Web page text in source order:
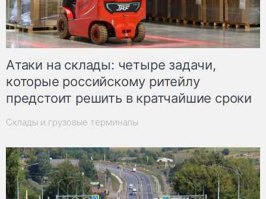
Атаки на склады: четыре задачи,
которые российскому ритейлу
предстоит решить в кратчайшие сроки
Склады и грузовые терминалы